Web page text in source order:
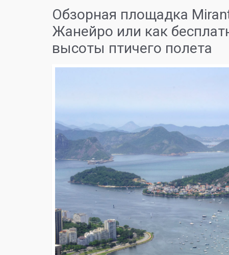
Обзорная площадка
Жанейро или как
высоты птичего полета